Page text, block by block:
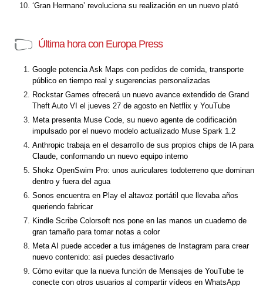
‘Gran Hermano’ revoluciona su realización en un nuevo plató
Última hora con Europa Press
Google potencia Ask Maps con pedidos de comida, transporte
público en tiempo real y sugerencias personalizadas
Rockstar Games ofrecerá un nuevo avance extendido de Grand
Theft Auto VI el jueves 27 de agosto en Netflix y YouTube
Meta presenta Muse Code, su nuevo agente de codificación
impulsado por el nuevo modelo actualizado Muse Spark 1.2
Anthropic trabaja en el desarrollo de sus propios chips de IA para
Claude, conformando un nuevo equipo interno
Shokz OpenSwim Pro: unos auriculares todoterreno que dominan
dentro y fuera del agua
Sonos encuentra en Play el altavoz portátil que llevaba años
queriendo fabricar
Kindle Scribe Colorsoft nos pone en las manos un cuaderno de
gran tamaño para tomar notas a color
Meta AI puede acceder a tus imágenes de Instagram para crear
nuevo contenido: así puedes desactivarlo
Cómo evitar que la nueva función de Mensajes de YouTube te
conecte con otros usuarios al compartir vídeos en WhatsApp